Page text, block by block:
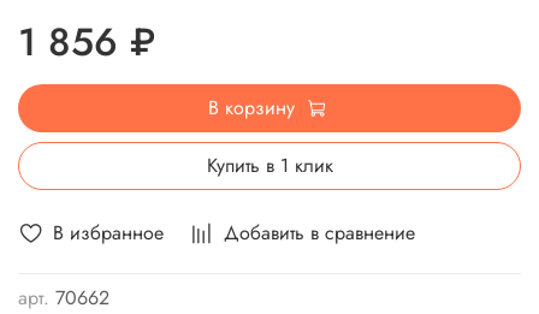
В избранное Добавить в сравнение
арт. 70662
1 856 ₽
В корзину
Купить в 1 клик